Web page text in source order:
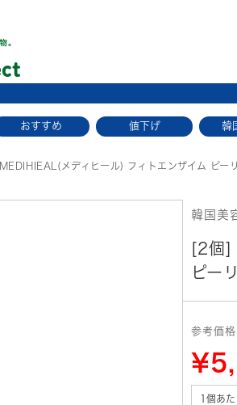
おすすめ 値下げ 韓
MEDIHIEAL(メディヒール) フィトエンザイム ピー
韓国美
[2個]
ピー
参考価
1個あた